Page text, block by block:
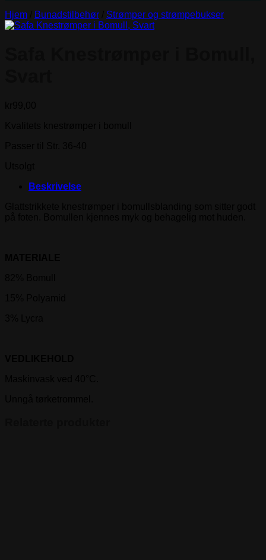
Hjem
Bunadstilbehør Strømper og strømpebukser
Beskrivelse